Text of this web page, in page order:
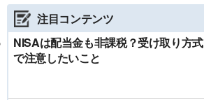
注目コンテンツ
NISAは配当金も非課税？受け取り方式
で注意したいこと